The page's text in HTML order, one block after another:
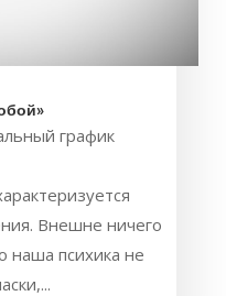
график
Внешне ничего
наша психика не